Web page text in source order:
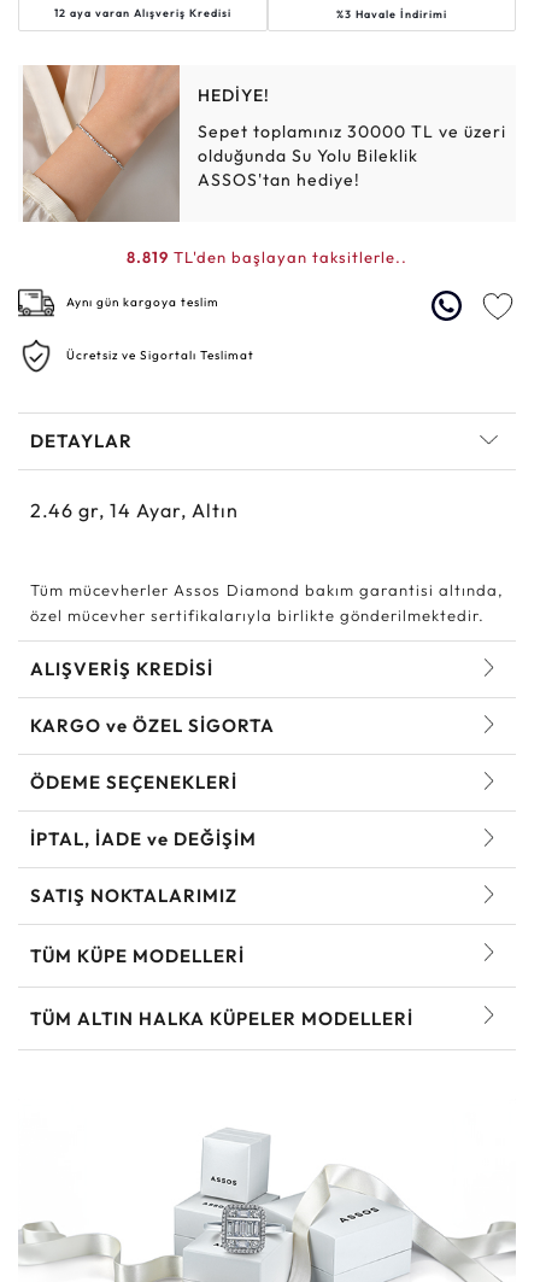
12 aya varan Alışveriş Kredisi %3 Havale İndirimi
HEDİYE!
Sepet toplamınız 30000 TL ve üzeri
olduğunda Su Yolu Bileklik
ASSOS'tan hediye!
8.819 TL'den başlayan taksitlerle..
Aynı gün kargoya teslim
Ücretsiz ve Sigortalı Teslimat
DETAYLAR
2.46 gr, 14 Ayar, Altın
Tüm mücevherler Assos Diamond bakım garantisi altında,
özel mücevher sertifikalarıyla birlikte gönderilmektedir.
ALIŞVERİŞ KREDİSİ
KARGO ve ÖZEL SİGORTA
ÖDEME SEÇENEKLERİ
İPTAL, İADE ve DEĞİŞİM
SATIŞ NOKTALARIMIZ
TÜM KÜPE MODELLERI
TÜM ALTIN HALKA KÜPELER MODELLERI